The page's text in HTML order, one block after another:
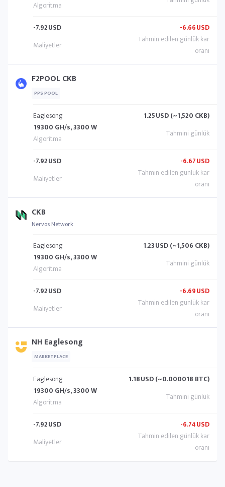
-7.92USD -6.66USD
F2POOL CKB
PPS POOL
Eaglesong
19300 GH/s, 3300 W
1.25USD (~1,520 CKB)
-7.92USD -6.67USD
CKB
Nervos Network
Eaglesong
19300 GH/s, 3300 W
1.23USD (~1,506 CKB)
-7.92USD -6.69USD
NH Eaglesong
MARKETPLACE
Eaglesong
19300 GH/s, 3300 W
1.18USD (~0.000018 BTC)
-7.92USD -6.74USD